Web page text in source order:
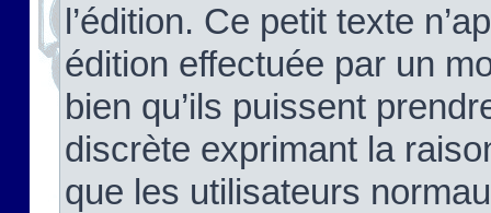
l’édition. Ce petit texte
édition effectuée par un
bien qu’ils puissent
discrète exprimant la
que les utilisateurs